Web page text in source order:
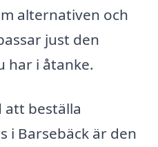
alternativen och
just den
har i åtanke.
att beställa
i Barsebäck är den